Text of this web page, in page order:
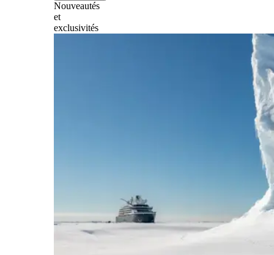
Nouveautés
et
exclusivités